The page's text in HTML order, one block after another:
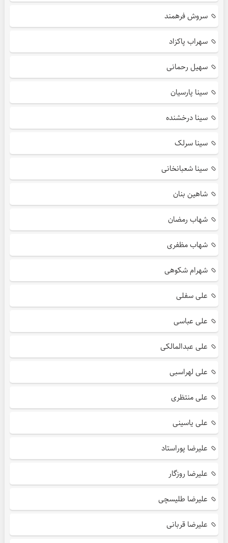
سروش فرهمند
سهراب پاکزاد
سهیل رحمانی
سینا پارسیان
سینا درخشنده
سینا سرلک
سینا شعبانخانی
شاهین بنان
شهاب رمضان
شهاب مظفری
شهرام شکوهی
علی سفلی
علی عباسی
علی عبدالمالکی
علی لهراسبی
علی منتظری
علی یاسینی
علیرضا پوراستاد
علیرضا روزگار
علیرضا طلیسچی
علیرضا قربانی